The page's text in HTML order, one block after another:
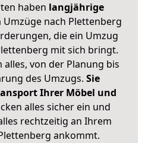
haben langjährige
Umzüge nach Plettenberg
die ein Umzug
mit sich bringt.
von der Planung bis
des Umzugs. Sie
Ihrer Möbel und
alles sicher ein und
rechtzeitig an Ihrem
ankommt.